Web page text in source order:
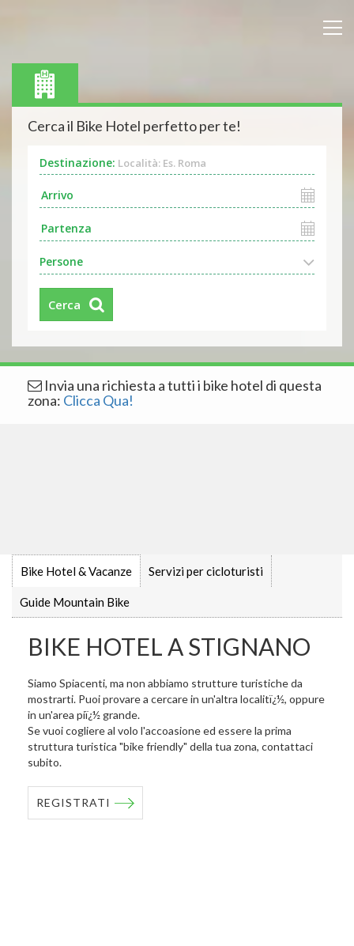
Cerca il Bike Hotel perfetto per te!
Destinazione: Località: Es. Roma
Persone
Cerca
Invia una richiesta a tutti i bike hotel di questa
zona: Clicca Qua!
Bike Hotel & Vacanze Servizi per cicloturisti
Guide Mountain Bike
BIKE HOTEL A STIGNANO
Siamo Spiacenti, ma non abbiamo strutture turistiche da
mostrarti. Puoi provare a cercare in un'altra localitï¿½, oppure
in un'area piï¿½ grande.
Se vuoi cogliere al volo l'accoasione ed essere la prima
struttura turistica "bike friendly" della tua zona, contattaci
subito.
REGISTRATI